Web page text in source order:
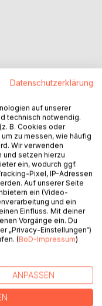
Er det fordi
og undertrykke
sameksistens og
Datenschutzerklärung
auf unserer
technisch notwendig.
B. Cookies oder
zu messen, wie häufig
Wir verwenden
setzen hierzu
ein, wodurch ggf.
Pixel, IP-Adressen
Auf unserer Seite
ein (Video-
und ein
Einfluss. Mit deiner
Vorgänge ein. Du
„Privacy-Einstellungen“)
(BoD-Impressum)
ANPASSEN